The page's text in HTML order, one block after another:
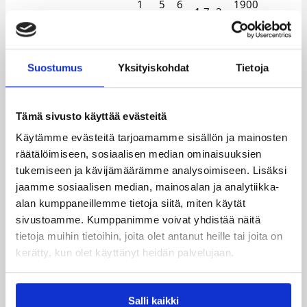
Suostumus Yksityiskohdat Tietoja
Tämä sivusto käyttää evästeitä
Käytämme evästeitä tarjoamamme sisällön ja mainosten
räätälöimiseen, sosiaalisen median ominaisuuksien
tukemiseen ja kävijämäärämme analysoimiseen. Lisäksi
jaamme sosiaalisen median, mainosalan ja analytiikka-
alan kumppaneillemme tietoja siitä, miten käytät
sivustoamme. Kumppanimme voivat yhdistää näitä
tietoja muihin tietoihin, joita olet antanut heille tai joita on
kerätty, kun olet käyttänyt heidän palvelujaan.
Salli kaikki
Aikuiset harraste
1
5
6
1.7.-3
1900
-
2007
13-19 -vuotiaat
3
1
3
8
6
9
2014
13-19 -vuotiaat
harraste
1
4
2
5
9
1.12.
2014
13-19 -vuotiaat Fun-
pelipassi
4
2
1
4
0
1
8
2
1.7.-3
1.12.
2008
-
2014
10-12 -vuotiaat
7
8
1
3
6
2
1
4
1.7.-3
1.12.
2015
-
0
5
1
2
2018